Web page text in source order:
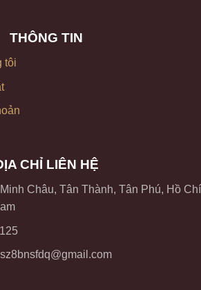
THÔNG TIN
tôi
CHỈ LIÊN HỆ
Châu, Tân Thành, Tân Phú, Hồ Chí